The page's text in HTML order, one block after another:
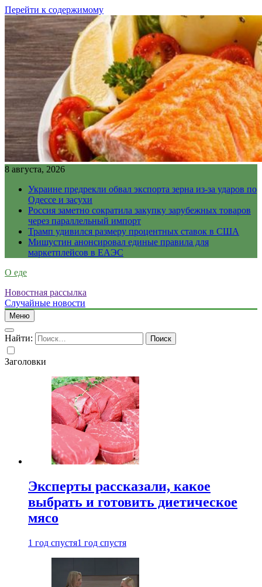
Перейти к содержимому
8 августа, 2026
Украине предрекли обвал экспорта зерна из-за ударов по
Одессе и засухи
Россия заметно сократила закупку зарубежных товаров
через параллельный импорт
Трамп удивился размеру процентных ставок в США
Мишустин анонсировал единые правила для
маркетплейсов в ЕАЭС
О еде
Новостная рассылка
Случайные новости
Меню
Найти:
Заголовки
Эксперты рассказали, какое
выбрать и готовить диетическое
мясо
1 год спустя1 год спустя